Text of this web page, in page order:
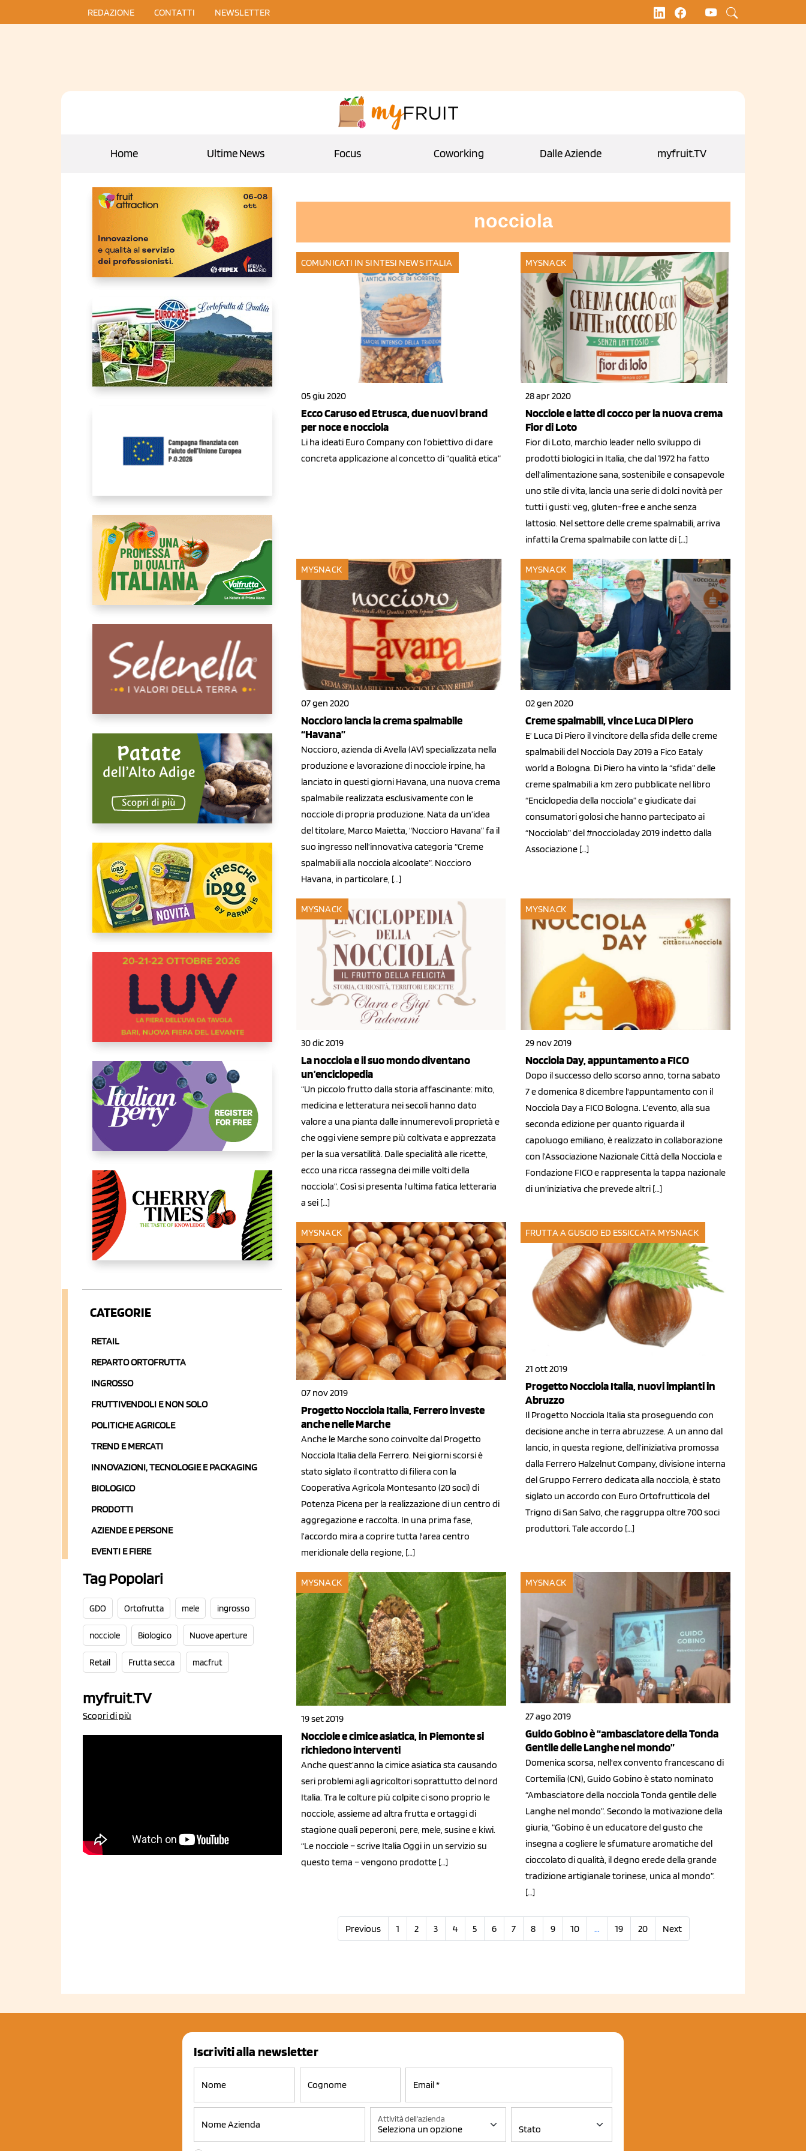
REDAZIONE CONTATTI NEWSLETTER
Home Ultime News Focus Coworking Dalle Aziende myfruit.TV
CATEGORIE
RETAIL
REPARTO ORTOFRUTTA
INGROSSO
FRUTTIVENDOLI E NON SOLO
POLITICHE AGRICOLE
TREND E MERCATI
INNOVAZIONI, TECNOLOGIE E PACKAGING
BIOLOGICO
PRODOTTI
AZIENDE E PERSONE
EVENTI E FIERE
Tag Popolari
GDO Ortofrutta mele ingrosso
nocciole Biologico Nuove aperture
Retail Frutta secca macfrut
myfruit.TV
Scopri di più
nocciola
COMUNICATI IN SINTESI NEWS ITALIA
05 giu 2020
Ecco Caruso ed Etrusca, due nuovi brand
per noce e nocciola
Li ha ideati Euro Company con l’obiettivo di dare
concreta applicazione al concetto di “qualità etica”
MYSNACK
28 apr 2020
Nocciole e latte di cocco per la nuova crema
Fior di Loto
Fior di Loto, marchio leader nello sviluppo di
prodotti biologici in Italia, che dal 1972 ha fatto
dell’alimentazione sana, sostenibile e consapevole
uno stile di vita, lancia una serie di dolci novità per
tutti i gusti: veg, gluten-free e anche senza
lattosio. Nel settore delle creme spalmabili, arriva
infatti la Crema spalmabile con latte di […]
MYSNACK
07 gen 2020
Noccioro lancia la crema spalmabile
“Havana”
Noccioro, azienda di Avella (AV) specializzata nella
produzione e lavorazione di nocciole irpine, ha
lanciato in questi giorni Havana, una nuova crema
spalmabile realizzata esclusivamente con le
nocciole di propria produzione. Nata da un’idea
del titolare, Marco Maietta, “Noccioro Havana” fa il
suo ingresso nell’innovativa categoria “Creme
spalmabili alla nocciola alcoolate”. Noccioro
Havana, in particolare, […]
MYSNACK
02 gen 2020
Creme spalmabili, vince Luca Di Piero
E’ Luca Di Piero il vincitore della sfida delle creme
spalmabili del Nocciola Day 2019 a Fico Eataly
world a Bologna. Di Piero ha vinto la “sfida” delle
creme spalmabili a km zero pubblicate nel libro
“Enciclopedia della nocciola” e giudicate dai
consumatori golosi che hanno partecipato ai
“Nocciolab” del #noccioladay 2019 indetto dalla
Associazione […]
MYSNACK
30 dic 2019
La nocciola e il suo mondo diventano
un’enciclopedia
“Un piccolo frutto dalla storia affascinante: mito,
medicina e letteratura nei secoli hanno dato
valore a una pianta dalle innumerevoli proprietà e
che oggi viene sempre più coltivata e apprezzata
per la sua versatilità. Dalle specialità alle ricette,
ecco una ricca rassegna dei mille volti della
nocciola”. Così si presenta l’ultima fatica letteraria
a sei […]
MYSNACK
29 nov 2019
Nocciola Day, appuntamento a FICO
Dopo il successo dello scorso anno, torna sabato
7 e domenica 8 dicembre l'appuntamento con il
Nocciola Day a FICO Bologna. L’evento, alla sua
seconda edizione per quanto riguarda il
capoluogo emiliano, è realizzato in collaborazione
con l’Associazione Nazionale Città della Nocciola e
Fondazione FICO e rappresenta la tappa nazionale
di un'iniziativa che prevede altri […]
MYSNACK
07 nov 2019
Progetto Nocciola Italia, Ferrero investe
anche nelle Marche
Anche le Marche sono coinvolte dal Progetto
Nocciola Italia della Ferrero. Nei giorni scorsi è
stato siglato il contratto di filiera con la
Cooperativa Agricola Montesanto (20 soci) di
Potenza Picena per la realizzazione di un centro di
aggregazione e raccolta. In una prima fase,
l’accordo mira a coprire tutta l'area centro
meridionale della regione, […]
FRUTTA A GUSCIO ED ESSICCATA MYSNACK
21 ott 2019
Progetto Nocciola Italia, nuovi impianti in
Abruzzo
Il Progetto Nocciola Italia sta proseguendo con
decisione anche in terra abruzzese. A un anno dal
lancio, in questa regione, dell’iniziativa promossa
dalla Ferrero Halzelnut Company, divisione interna
del Gruppo Ferrero dedicata alla nocciola, è stato
siglato un accordo con Euro Ortofrutticola del
Trigno di San Salvo, che raggruppa oltre 700 soci
produttori. Tale accordo […]
MYSNACK
19 set 2019
Nocciole e cimice asiatica, in Piemonte si
richiedono interventi
Anche quest’anno la cimice asiatica sta causando
seri problemi agli agricoltori soprattutto del nord
Italia. Tra le colture più colpite ci sono proprio le
nocciole, assieme ad altra frutta e ortaggi di
stagione quali peperoni, pere, mele, susine e kiwi.
“Le nocciole – scrive Italia Oggi in un servizio su
questo tema – vengono prodotte […]
MYSNACK
27 ago 2019
Guido Gobino è “ambasciatore della Tonda
Gentile delle Langhe nel mondo”
Domenica scorsa, nell'ex convento francescano di
Cortemilia (CN), Guido Gobino è stato nominato
“Ambasciatore della nocciola Tonda gentile delle
Langhe nel mondo”. Secondo la motivazione della
giuria, “Gobino è un educatore del gusto che
insegna a cogliere le sfumature aromatiche del
cioccolato di qualità, il degno erede della grande
tradizione artigianale torinese, unica al mondo”.
[…]
Previous 1 2 3 4 5 6 7 8 9 10 ... 19 20 Next
Iscriviti alla newsletter
Attività dell'azienda